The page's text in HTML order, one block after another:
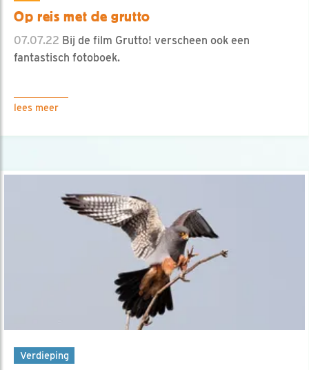
Op reis met de grutto
07.07.22 Bij de film Grutto! verscheen ook een
fantastisch fotoboek.
lees meer
Verdieping